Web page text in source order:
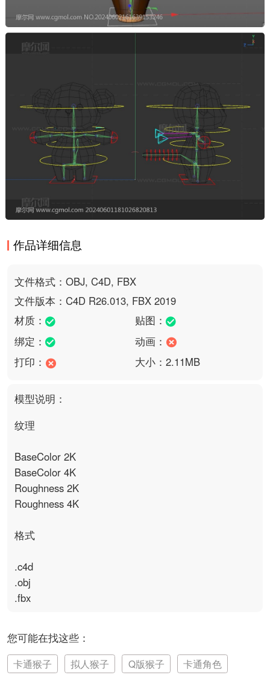
作品详细信息
文件格式：OBJ, C4D, FBX
文件版本：C4D R26.013, FBX 2019
材质：
贴图：
绑定：
动画：
打印：
大小：2.11MB
模型说明：
纹理
BaseColor 2K
BaseColor 4K
Roughness 2K
Roughness 4K
格式
.c4d
.obj
.fbx
您可能在找这些：
卡通猴子 拟人猴子 Q版猴子
卡通角色